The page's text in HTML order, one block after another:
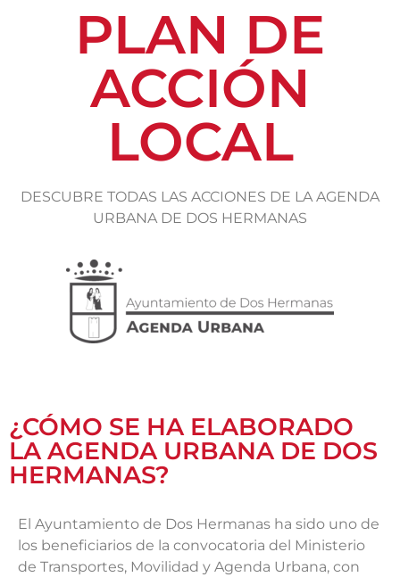
PLAN DE
ACCIÓN
LOCAL
DESCUBRE TODAS LAS ACCIONES DE LA AGENDA
URBANA DE DOS HERMANAS
¿CÓMO SE HA ELABORADO
LA AGENDA URBANA DE DOS
HERMANAS?
El Ayuntamiento de Dos Hermanas ha sido uno de
los beneficiarios de la convocatoria del Ministerio
de Transportes, Movilidad y Agenda Urbana, con